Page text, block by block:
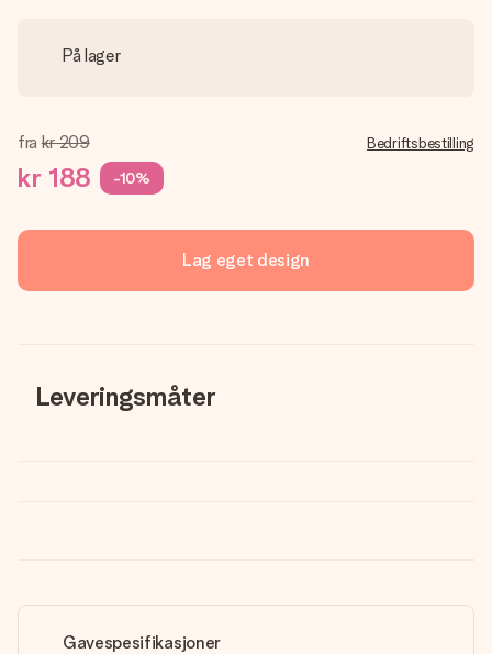
På lager
fra kr 209
kr 188 -10%
Bedriftsbestilling
Lag eget design
Leveringsmåter
Gavespesifikasjoner